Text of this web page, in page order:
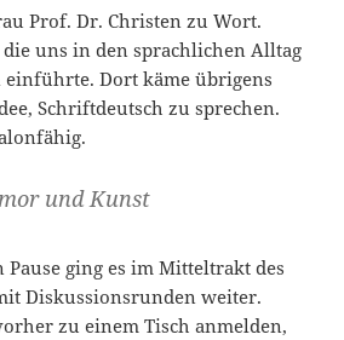
Prof. Dr. Christen zu Wort.
uns in den sprachlichen Alltag
einführte. Dort käme übrigens
Schriftdeutsch zu sprechen.
und Kunst
ging es im Mitteltrakt des
Diskussionsrunden weiter.
zu einem Tisch anmelden,